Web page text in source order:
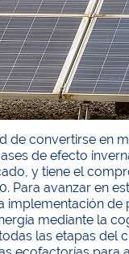
de convertirse en
de efecto
y tiene el
Para avanzar en
mediante la
las etapas